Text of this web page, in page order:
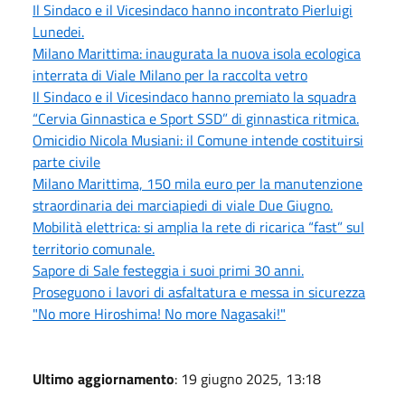
Il Sindaco e il Vicesindaco hanno incontrato Pierluigi
Lunedei.
Milano Marittima: inaugurata la nuova isola ecologica
interrata di Viale Milano per la raccolta vetro
Il Sindaco e il Vicesindaco hanno premiato la squadra
“Cervia Ginnastica e Sport SSD” di ginnastica ritmica.
Omicidio Nicola Musiani: il Comune intende costituirsi
parte civile
Milano Marittima, 150 mila euro per la manutenzione
straordinaria dei marciapiedi di viale Due Giugno.
Mobilità elettrica: si amplia la rete di ricarica “fast” sul
territorio comunale.
Sapore di Sale festeggia i suoi primi 30 anni.
Proseguono i lavori di asfaltatura e messa in sicurezza
"No more Hiroshima! No more Nagasaki!"
Ultimo aggiornamento: 19 giugno 2025, 13:18